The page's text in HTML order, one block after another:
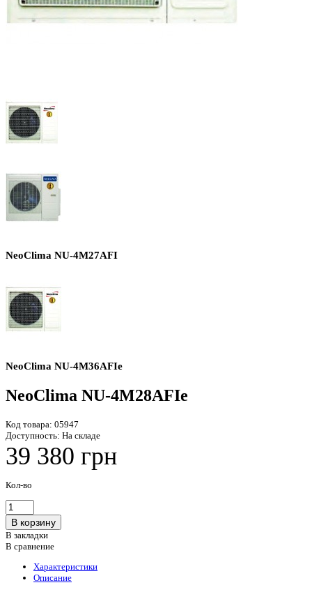
NeoClima NU-4M27AFI
NeoClima NU-4M36AFIe
NeoClima NU-4M28AFIe
Код товара: 05947
Доступность: На складе
39 380 грн
Кол-во
В закладки
В сравнение
Характеристики
Описание